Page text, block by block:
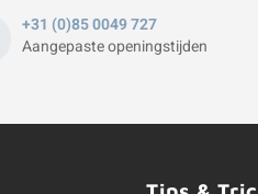
+31 (0)85 0049 727
Aangepaste openingstijden